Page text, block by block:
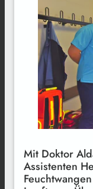
Mit Doktor
Assistenten